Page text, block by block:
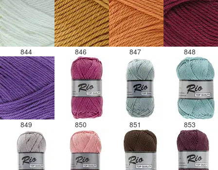
844 846 847 848
849 850 851 853